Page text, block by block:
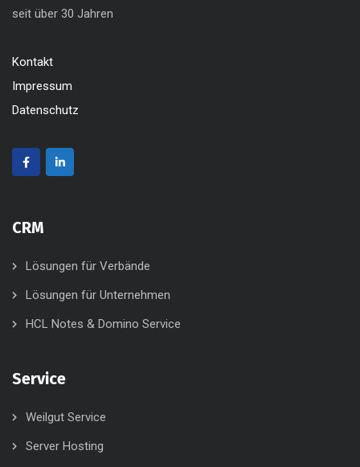
seit über 30 Jahren
Kontakt
Impressum
Datenschutz
CRM
Lösungen für Verbände
Lösungen für Unternehmen
HCL Notes & Domino Service
Service
Weilgut Service
Server Hosting